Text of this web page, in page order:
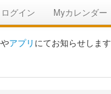
ログイン Myカレンダー
アプリ にてお知らせします